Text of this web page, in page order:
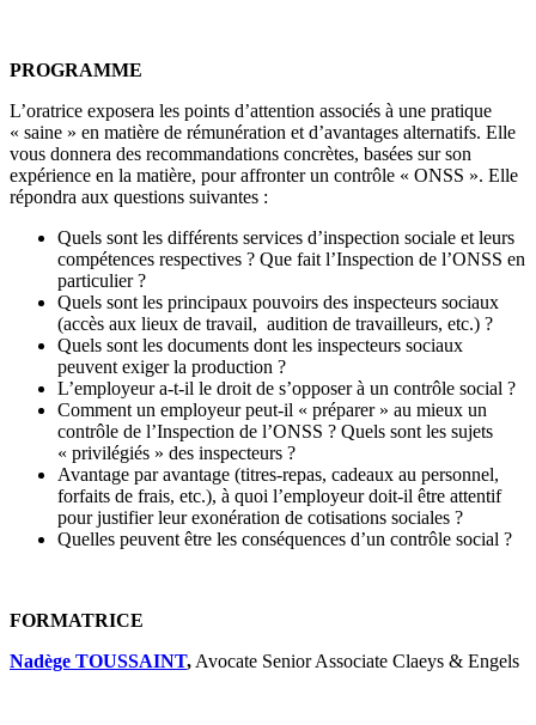
PROGRAMME
L’oratrice exposera les points d’attention associés à une pratique
« saine » en matière de rémunération et d’avantages alternatifs. Elle
vous donnera des recommandations concrètes, basées sur son
expérience en la matière, pour affronter un contrôle « ONSS ». Elle
répondra aux questions suivantes :
Quels sont les différents services d’inspection sociale et leurs
compétences respectives ? Que fait l’Inspection de l’ONSS en
particulier ?
Quels sont les principaux pouvoirs des inspecteurs sociaux
(accès aux lieux de travail, audition de travailleurs, etc.) ?
Quels sont les documents dont les inspecteurs sociaux
peuvent exiger la production ?
L’employeur a-t-il le droit de s’opposer à un contrôle social ?
Comment un employeur peut-il « préparer » au mieux un
contrôle de l’Inspection de l’ONSS ? Quels sont les sujets
« privilégiés » des inspecteurs ?
Avantage par avantage (titres-repas, cadeaux au personnel,
forfaits de frais, etc.), à quoi l’employeur doit-il être attentif
pour justifier leur exonération de cotisations sociales ?
Quelles peuvent être les conséquences d’un contrôle social ?
FORMATRICE
Nadège TOUSSAINT, Avocate Senior Associate Claeys & Engels